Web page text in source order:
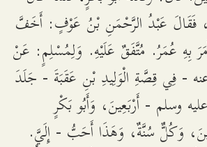
فَقَالَ عَبْدُ الرَّحْمَنِ بْنُ عَوْفٍ: أَخَفَّ
بِهِ عُمَرُ. مُتَّفَقٌ عَلَيْهِ. وَلِمُسْلِمٍ: عَنْ
- فِي قِصَّةِ الْوَلِيدِ بْنِ عَقَبَةَ - جَلَدَ
وسلم - أَرْبَعِينَ، وَأَبُو بَكْرٍ
وَكُلٌّ سُنَّةٌ، وَهَذَا أَحَبُّ - إِلَيَّ.